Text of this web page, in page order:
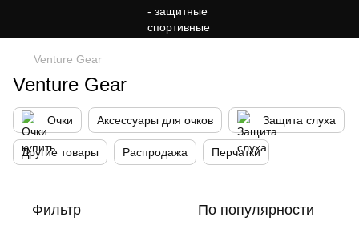
Venture Gear
Venture Gear
Очки Аксессуары для очков Защита слуха
Другие товары Распродажа Перчатки
Фильтр По популярности